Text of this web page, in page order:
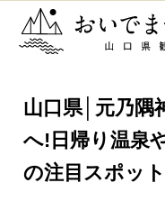
おいでませ山口へー
山口県│元乃隅
へ!日帰り温泉
の注目スポット